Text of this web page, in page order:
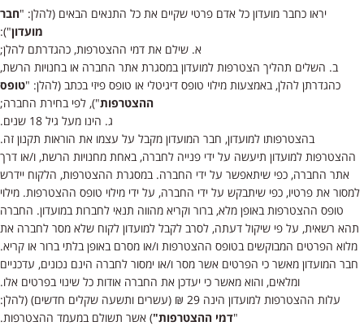
יראו כחבר מועדון כל אדם פרטי שקיים את כל התנאים הבאים (להלן: "חבר
מועדון"):
א. שילם את דמי ההצטרפות, כהגדרתם להלן;
ב. השלים תהליך הצטרפות למועדון במסגרת אתר החברה או בחנויות הרשת,
כהגדרתן להלן, באמצעות מילוי טופס דיגיטלי או טופס פיזי בכתב (להלן: "טופס
ההצטרפות"), לפי בחירת החברה;
ג. הינו מעל גיל 18 שנים.
בהצטרפותו למועדון, חבר המועדון מקבל על עצמו את הוראות תקנון זה.
ההצטרפות למועדון תיעשה על ידי פנייה לחברה, באחת מחנויות הרשת, ו/או דרך
אתר החברה, כפי שיתאפשר על ידי החברה. במסגרת ההצטרפות, הלקוח יידרש
למסור את פרטיו, כפי שיתבקש על ידי החברה, על ידי מילוי טופס ההצטרפות. מילוי
טופס ההצטרפות באופן מלא, ברור וקריא מהווה תנאי לחברות במועדון. החברה
תהא רשאית, על פי שיקול דעתה, לסרב לקבל למועדון לקוח שלא מסר לחברה את
מלוא הפרטים המבוקשים בטופס ההצטרפות ו/או מסרם באופן בלתי ברור או קריא.
חבר המועדון מאשר כי הפרטים אשר מסר ו/או ימסור לחברה הינם נכונים, עדכניים
ומלאים, והוא מאשר כי יעדכן את החברה אודות כל שינוי בפרטים אלו.
עלות ההצטרפות למועדון הינה 29 ₪ (עשרים ותשעה שקלים חדשים) (להלן:
"דמי ההצטרפות") אשר תשולם במעמד ההצטרפות.